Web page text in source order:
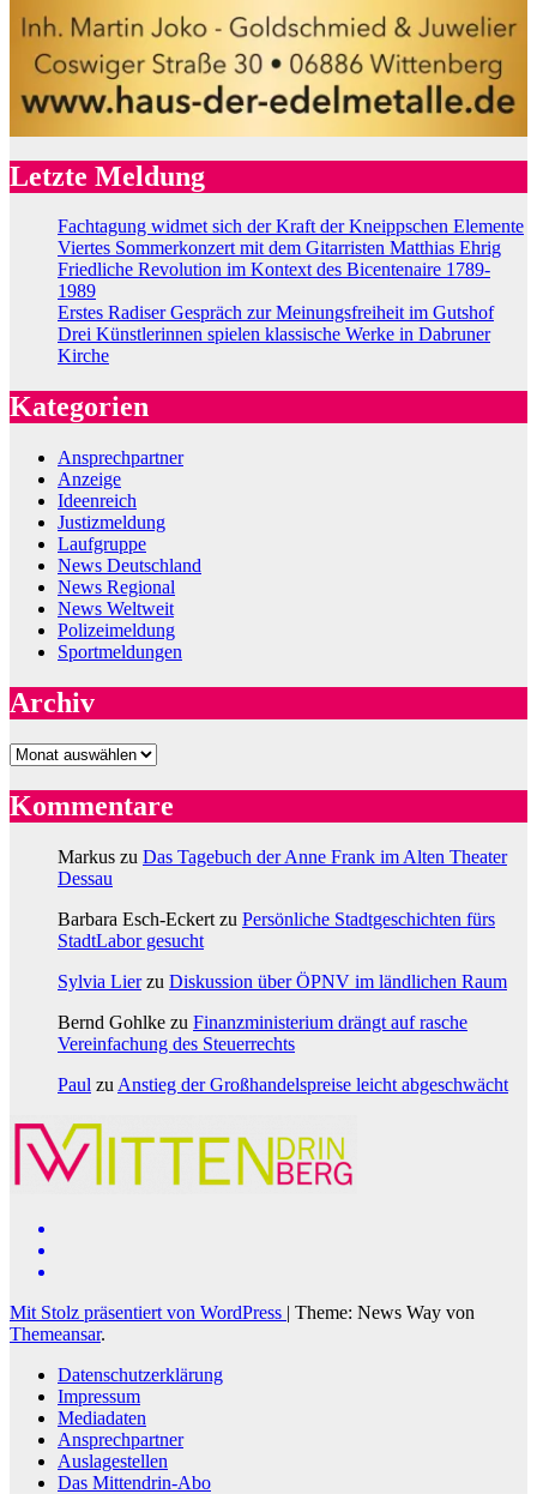
Letzte Meldung
Fachtagung widmet sich der Kraft der Kneippschen Elemente
Viertes Sommerkonzert mit dem Gitarristen Matthias Ehrig
Friedliche Revolution im Kontext des Bicentenaire 1789-
1989
Erstes Radiser Gespräch zur Meinungsfreiheit im Gutshof
Drei Künstlerinnen spielen klassische Werke in Dabruner
Kirche
Kategorien
Ansprechpartner
Anzeige
Ideenreich
Justizmeldung
Laufgruppe
News Deutschland
News Regional
News Weltweit
Polizeimeldung
Sportmeldungen
Archiv
Archiv
Kommentare
Markus zu Das Tagebuch der Anne Frank im Alten Theater
Dessau
Barbara Esch-Eckert zu Persönliche Stadtgeschichten fürs
StadtLabor gesucht
Sylvia Lierzu Diskussion über ÖPNV im ländlichen Raum
Bernd Gohlke zu Finanzministerium drängt auf rasche
Vereinfachung des Steuerrechts
Paul zu Anstieg der Großhandelspreise leicht abgeschwächt
Mit Stolz präsentiert von WordPress | Theme: News Way von
Themeansar.
Datenschutzerklärung
Impressum
Mediadaten
Ansprechpartner
Auslagestellen
Das Mittendrin-Abo